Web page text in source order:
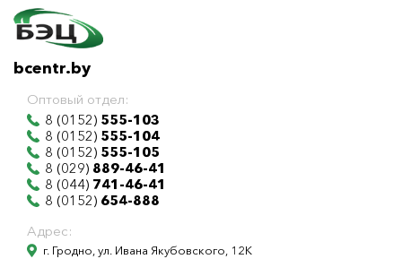
bcentr.by
Оптовый отдел:
8 (0152) 555-103
8 (0152) 555-104
8 (0152) 555-105
8 (029) 889-46-41
8 (044) 741-46-41
8 (0152) 654-888
Адрес:
г. Гродно, ул. Ивана Якубовского, 12К